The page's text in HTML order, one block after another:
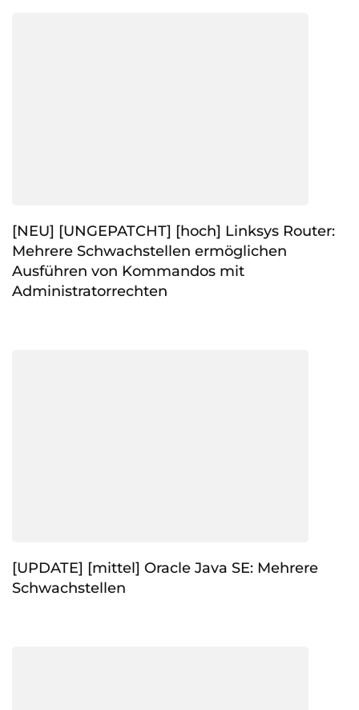
[NEU] [UNGEPATCHT] [hoch] Linksys Router:
Mehrere Schwachstellen ermöglichen
Ausführen von Kommandos mit
Administratorrechten
[UPDATE] [mittel] Oracle Java SE: Mehrere
Schwachstellen